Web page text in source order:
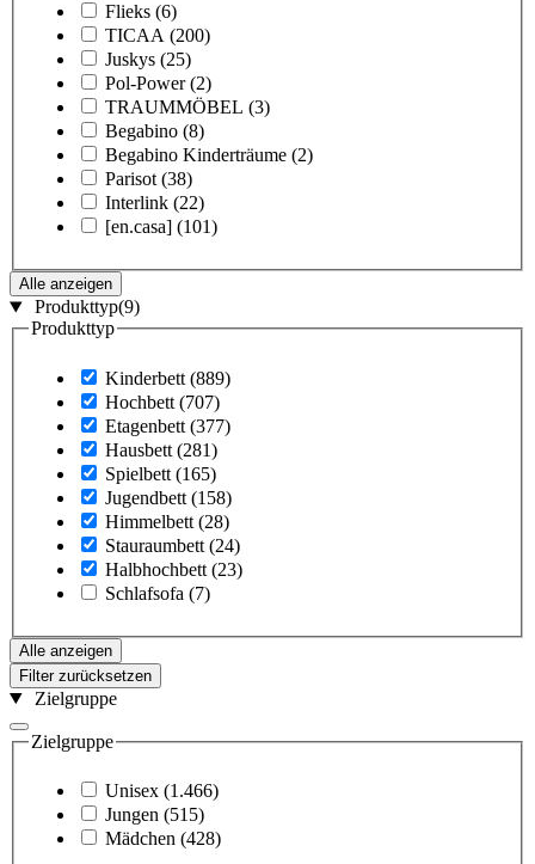
Flieks (6)
TICAA (200)
Juskys (25)
Pol-Power (2)
TRAUMMÖBEL (3)
Begabino (8)
Begabino Kinderträume (2)
Parisot (38)
Interlink (22)
[en.casa] (101)
Alle anzeigen
Produkttyp(9)
Produkttyp
Kinderbett (889)
Hochbett (707)
Etagenbett (377)
Hausbett (281)
Spielbett (165)
Jugendbett (158)
Himmelbett (28)
Stauraumbett (24)
Halbhochbett (23)
Schlafsofa (7)
Alle anzeigen
Filter zurücksetzen
Zielgruppe
Zielgruppe
Unisex (1.466)
Jungen (515)
Mädchen (428)